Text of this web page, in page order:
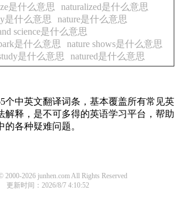
是什么意思
naturalized是什么意思
是什么意思
nature是什么意思
science是什么意思
是什么意思
nature shows是什么意思
是什么意思
natured是什么意思
个中英文翻译词条，基本覆盖所有常见英
解释，是不可多得的英语学习平台，帮助
各种疑难问题。
2000-2026 junhen.com All Rights Reserved
更新时间：2026/8/7 4:10:52